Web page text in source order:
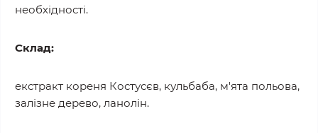
необхідності.
Склад:
екстракт кореня Костусєв, кульбаба, м'ята польова,
залізне дерево, ланолін.